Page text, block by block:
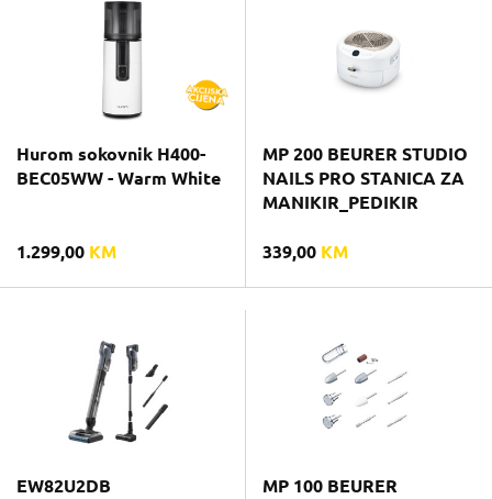
Hurom sokovnik H400-
BEC05WW - Warm White
1.299,00 KM
MP 200 BEURER STUDIO
NAILS PRO STANICA ZA
MANIKIR_PEDIKIR
339,00 KM
EW82U2DB
MP 100 BEURER